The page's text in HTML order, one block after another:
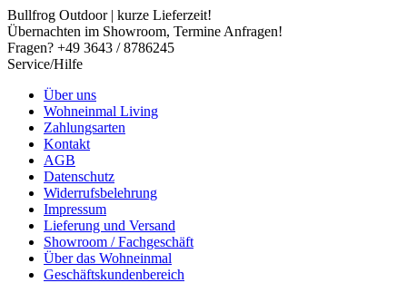
Bullfrog Outdoor | kurze Lieferzeit!
Übernachten im Showroom, Termine Anfragen!
Fragen? +49 3643 / 8786245
Service/Hilfe
Über uns
Wohneinmal Living
Zahlungsarten
Kontakt
AGB
Datenschutz
Widerrufsbelehrung
Impressum
Lieferung und Versand
Showroom / Fachgeschäft
Über das Wohneinmal
Geschäftskundenbereich